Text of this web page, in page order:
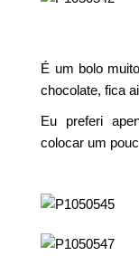
É um bolo
chocolate, fica
Eu preferi
colocar um